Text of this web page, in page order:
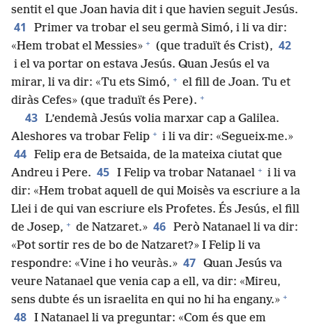
sentit el que Joan havia dit i que havien seguit Jesús.
41
Primer va trobar el seu germà Simó, i li va dir:
«Hem trobat el Messies» + (que traduït és Crist), 42
i el va portar on estava Jesús. Quan Jesús el va
mirar, li va dir: «Tu ets Simó, + el fill de Joan. Tu et
diràs Cefes» (que traduït és Pere). +
43 L’endemà Jesús volia marxar cap a Galilea.
Aleshores va trobar Felip + i li va dir: «Segueix-me.»
44 Felip era de Betsaida, de la mateixa ciutat que
Andreu i Pere. 45 I Felip va trobar Natanael + i li va
dir: «Hem trobat aquell de qui Moisès va escriure a la
Llei i de qui van escriure els Profetes. És Jesús, el fill
de Josep, + de Natzaret.» 46 Però Natanael li va dir:
«Pot sortir res de bo de Natzaret?» I Felip li va
respondre: «Vine i ho veuràs.» 47 Quan Jesús va
veure Natanael que venia cap a ell, va dir: «Mireu,
sens dubte és un israelita en qui no hi ha engany.» +
48 I Natanael li va preguntar: «Com és que em